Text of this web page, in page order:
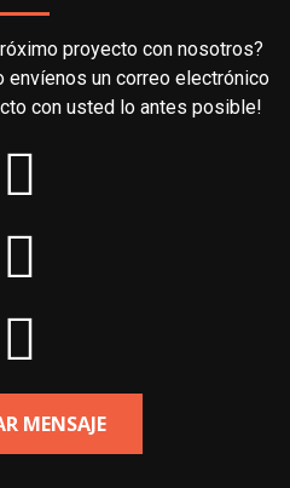
proyecto con nosotros?
envíenos un correo electrónico
con usted lo antes posible!
MENSAJE